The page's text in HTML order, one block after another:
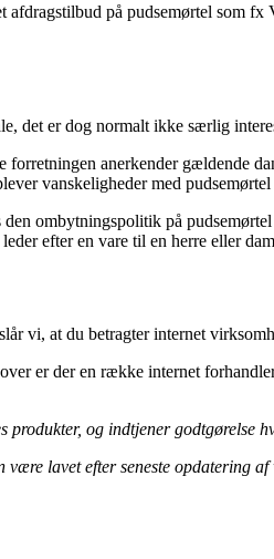
på pudsemørtel som
det er dog normalt ikke særlig
anerkender gældende
vanskeligheder med
ombytningspolitik på
efter en vare til en herre eller
vi, at du betragter internet
er der en række internet
og indtjener godtgørelse
lavet efter seneste opdatering af